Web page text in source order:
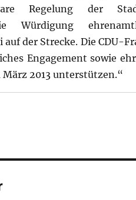
Regelung der
Würdigung
auf der Strecke. Die CDU-
Engagement sowie
2013 unterstützen.“